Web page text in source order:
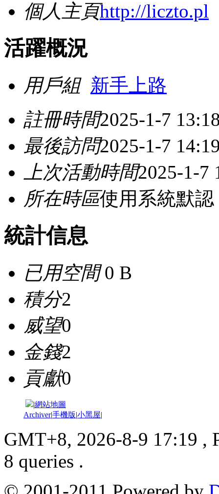
個人主頁http://liczto.pl
活躍概況
用戶組 新手上路
註冊時間2025-1-7
最後訪問2025-1-7
上次活動時間2025-1-7
所在時區使用系統默認
統計信息
已用空間0 B
積分2
威望0
金錢2
貢獻0
|網站地圖
Archiver|手機版|小黑屋|
GMT+8, 2026-8-9 17:19 ,
8 queries .